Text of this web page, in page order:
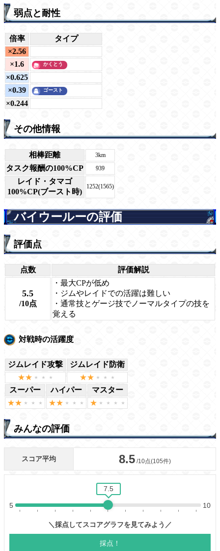
弱点と耐性
倍率
タイプ
×2.56
×1.6
×0.625
×0.39
×0.244
その他情報
相棒距離 3km
タスク報酬の100%CP 939
レイド・タマゴ
100%CP(ブースト時)
1252(1565)
バイウールーの評価
評価点
点数 評価解説
5.5
/10点
・最大CPが低め
・ジムやレイドでの活躍は難しい
・通常技とゲージ技でノーマルタイプの技を
覚える
対戦時の活躍度
ジムレイド攻撃 ジムレイド防衛
スーパー ハイパー マスター
みんなの評価